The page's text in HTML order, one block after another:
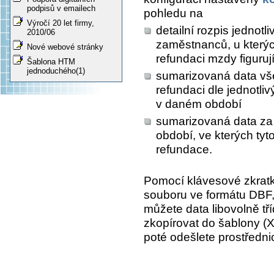
podpisů v emailech
Výročí 20 let firmy,
2010/06
Nové webové stránky
Šablona HTM
jednoduchého(1)
pohledu na
detailní rozpis
zaměstnanců, u
refundaci mzdy
sumarizovaná data
refundaci dle
v daném období
sumarizovaná data
období, ve kterých
refundace.
Pomocí klávesové
souboru ve formátu
můžete data libovolně
zkopírovat do šablony
poté odešlete